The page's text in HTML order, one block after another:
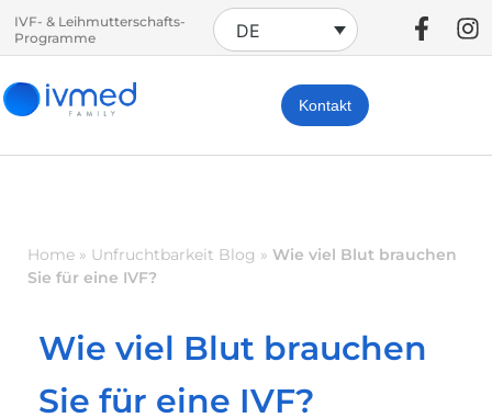
IVF- & Leihmutterschafts-
Programme
DE
Kontakt
Home » Unfruchtbarkeit Blog » Wie viel Blut brauchen
Sie für eine IVF?
Wie viel Blut brauchen
Sie für eine IVF?